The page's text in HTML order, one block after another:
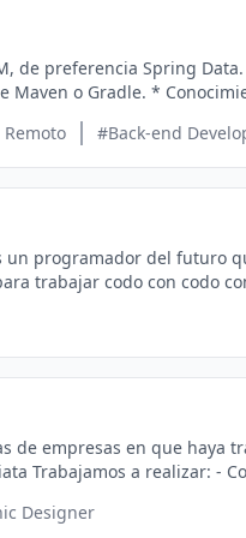
de preferencia Spring
o Gradle. *
* Manejo de
en su flujo de trabajo
Remoto #Back-end
un programador del futuro
proactivo y con
el desarrollo web actual.
de trabajo: Dominio y
Cline, etc., para acelerar
postularte? Si cumples con
a tu perfil de LinkedIn
prototipado. Solo personas serios. Pago por resultado.
Designer